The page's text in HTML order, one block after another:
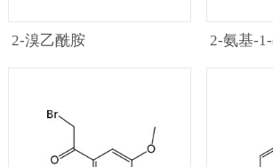
2-溴乙酰胺